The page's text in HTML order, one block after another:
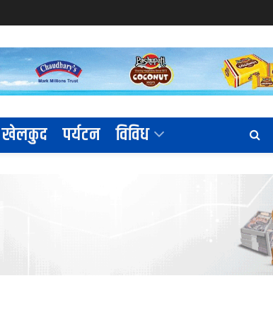
खेलकुद पर्यटन विविध